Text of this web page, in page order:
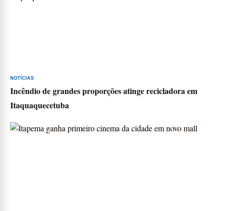
NOTÍCIAS
Incêndio de grandes proporções atinge recicladora em
Itaquaquecetuba